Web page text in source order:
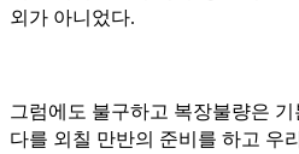
외가 아니었다.
그럼에도 불구하고 복장불량은
다를 외칠 만반의 준비를 하고 우